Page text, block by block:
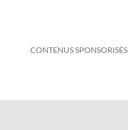
CONTENUS SPONSORISÉS